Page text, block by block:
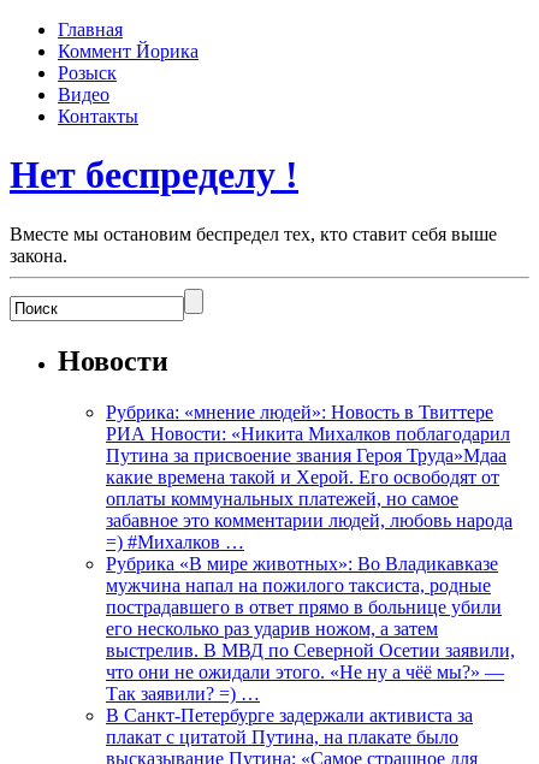
Главная
Коммент Йорика
Розыск
Видео
Контакты
Нет беспределу !
Вместе мы остановим беспредел тех, кто ставит себя выше
закона.
Новости
Рубрика: «мнение людей»: Новость в Твиттере
РИА Новости: «Никита Михалков поблагодарил
Путина за присвоение звания Героя Труда»Мдаа
какие времена такой и Херой. Его освободят от
оплаты коммунальных платежей, но самое
забавное это комментарии людей, любовь народа
=) #Михалков …
Рубрика «В мире животных»: Во Владикавказе
мужчина напал на пожилого таксиста, родные
пострадавшего в ответ прямо в больнице убили
его несколько раз ударив ножом, а затем
выстрелив. В МВД по Северной Осетии заявили,
что они не ожидали этого. «Не ну а чёё мы?» —
Так заявили? =) …
В Санкт-Петербурге задержали активиста за
плакат с цитатой Путина, на плакате было
высказывание Путина: «Самое страшное для